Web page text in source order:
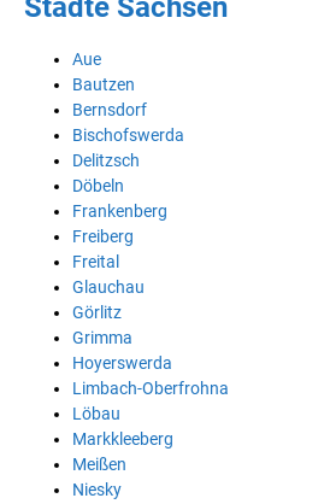
Städte Sachsen
Aue
Bautzen
Bernsdorf
Bischofswerda
Delitzsch
Döbeln
Frankenberg
Freiberg
Freital
Glauchau
Görlitz
Grimma
Hoyerswerda
Limbach-Oberfrohna
Löbau
Markkleeberg
Meißen
Niesky